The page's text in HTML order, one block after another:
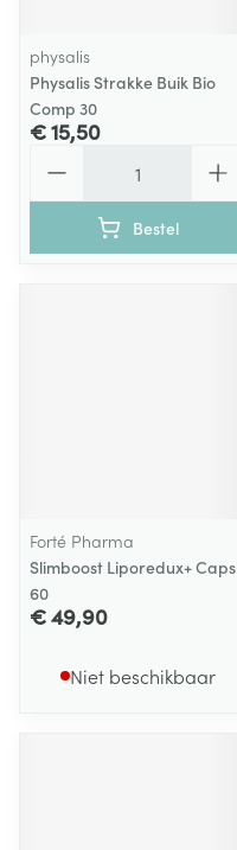
physalis
Physalis Strakke Buik Bio
Comp 30
€ 15,50
Bestel
Forté Pharma
Slimboost Liporedux+ Caps
60
€ 49,90
Niet beschikbaar